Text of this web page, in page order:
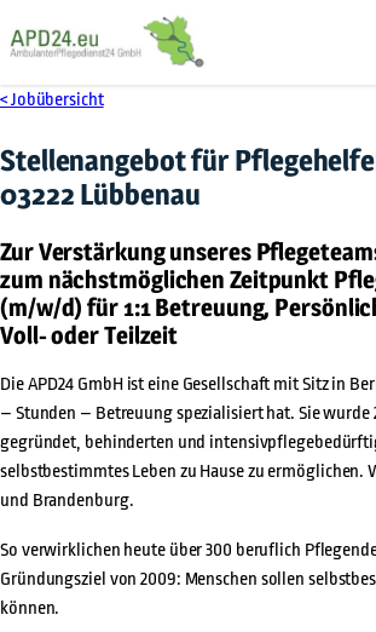
< Jobübersicht
Stellenangebot für
03222 Lübbenau
Zur Verstärkung unseres
zum nächstmöglichen Zeitpunkt
(m/w/d) für 1:1 Betreuung,
Voll- oder Teilzeit
Die APD24 GmbH ist eine Gesellschaft mit Sitz in
– Stunden – Betreuung spezialisiert hat. Sie wurde
gegründet, behinderten und
selbstbestimmtes Leben zu Hause zu ermöglichen.
und Brandenburg.
So verwirklichen heute über 300 beruflich
Gründungsziel von 2009: Menschen sollen
können.